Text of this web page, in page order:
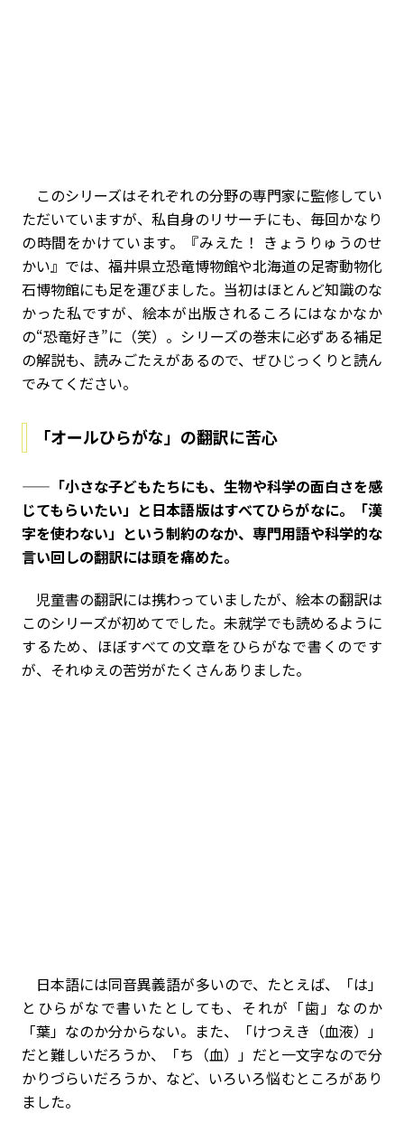
このシリーズはそれぞれの分野の専門家に監修してい
ただいていますが、私自身のリサーチにも、毎回かなり
の時間をかけています。『みえた！ きょうりゅうのせ
かい』では、福井県立恐竜博物館や北海道の足寄動物化
石博物館にも足を運びました。当初はほとんど知識のな
かった私ですが、絵本が出版されるころにはなかなか
の“恐竜好き”に（笑）。シリーズの巻末に必ずある補足
の解説も、読みごたえがあるので、ぜひじっくりと読ん
でみてください。
「オールひらがな」の翻訳に苦心
——「小さな子どもたちにも、生物や科学の面白さを感
じてもらいたい」と日本語版はすべてひらがなに。「漢
字を使わない」という制約のなか、専門用語や科学的な
言い回しの翻訳には頭を痛めた。
児童書の翻訳には携わっていましたが、絵本の翻訳は
このシリーズが初めてでした。未就学でも読めるように
するため、ほぼすべての文章をひらがなで書くのです
が、それゆえの苦労がたくさんありました。
日本語には同音異義語が多いので、たとえば、「は」
とひらがなで書いたとしても、それが「歯」なのか
「葉」なのか分からない。また、「けつえき（血液）」
だと難しいだろうか、「ち（血）」だと一文字なので分
かりづらいだろうか、など、いろいろ悩むところがあり
ました。